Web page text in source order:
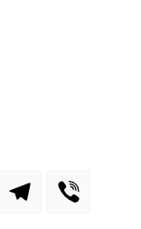
Tumblr Telegram